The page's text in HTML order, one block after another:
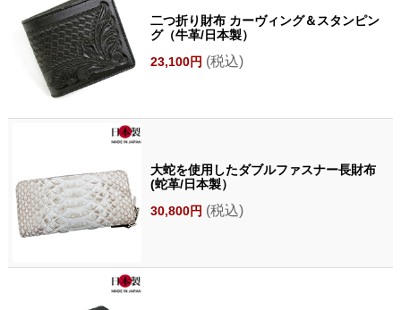
二つ折り財布 カーヴィング＆スタンピン
グ（牛革/日本製）
23,100円 (税込)
大蛇を使用したダブルファスナー長財布
(蛇革/日本製）
30,800円 (税込)